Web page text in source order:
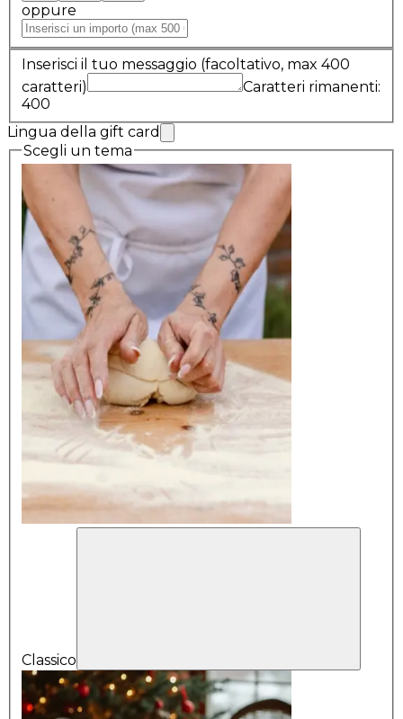
oppure
Inserisci il tuo messaggio (facoltativo, max 400
caratteri)
Caratteri rimanenti:
400
Lingua della gift card
Scegli un tema
Classico